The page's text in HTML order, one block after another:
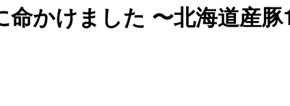
命かけました 〜北海道産